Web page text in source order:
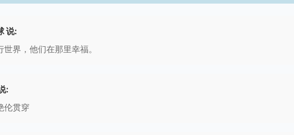
说:
世界，他们在那里幸福。
:
伦贯穿